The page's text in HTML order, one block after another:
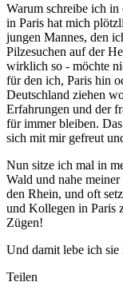
Warum schreibe ich in
in Paris hat mich
jungen Mannes, den
Pilzesuchen auf der
wirklich so - möchte
für den ich, Paris hin
Deutschland ziehen
Erfahrungen und der
für immer bleiben.
sich mit mir gefreut
Nun sitze ich mal in
Wald und nahe
den Rhein, und oft
und Kollegen in Paris
Zügen!
Und damit lebe ich
Teilen